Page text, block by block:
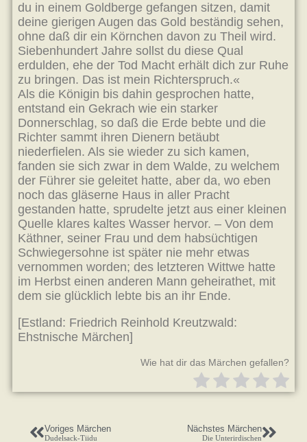
du in einem Goldberge gefangen sitzen, damit
deine gierigen Augen das Gold beständig sehen,
ohne daß dir ein Körnchen davon zu Theil wird.
Siebenhundert Jahre sollst du diese Qual
erdulden, ehe der Tod Macht erhält dich zur Ruhe
zu bringen. Das ist mein Richterspruch.«
Als die Königin bis dahin gesprochen hatte,
entstand ein Gekrach wie ein starker
Donnerschlag, so daß die Erde bebte und die
Richter sammt ihren Dienern betäubt
niederfielen. Als sie wieder zu sich kamen,
fanden sie sich zwar in dem Walde, zu welchem
der Führer sie geleitet hatte, aber da, wo eben
noch das gläserne Haus in aller Pracht
gestanden hatte, sprudelte jetzt aus einer kleinen
Quelle klares kaltes Wasser hervor. – Von dem
Käthner, seiner Frau und dem habsüchtigen
Schwiegersohne ist später nie mehr etwas
vernommen worden; des letzteren Wittwe hatte
im Herbst einen anderen Mann geheirathet, mit
dem sie glücklich lebte bis an ihr Ende.
[Estland: Friedrich Reinhold Kreutzwald:
Ehstnische Märchen]
Wie hat dir das Märchen gefallen?
Voriges Märchen
Dudelsack-Tiidu
Nächstes Märchen
Die Unterirdischen